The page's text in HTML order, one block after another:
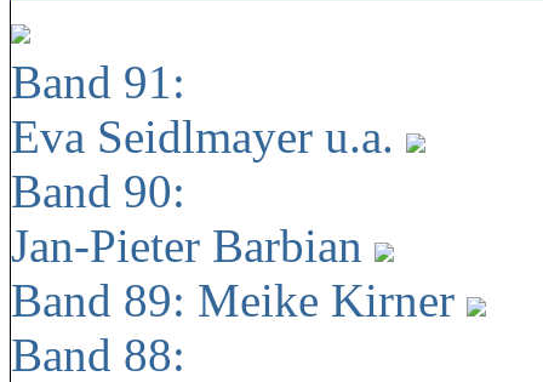
Band 91:
Eva Seidlmayer u.a.
Band 90:
Jan-Pieter Barbian
Band 89: Meike Kirner
Band 88: